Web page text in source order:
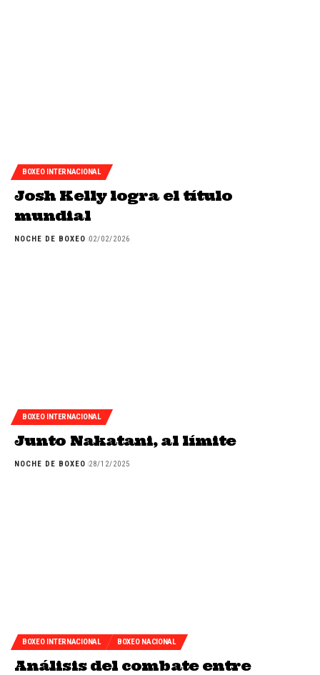
BOXEO INTERNACIONAL
Josh Kelly logra el título
mundial
NOCHE DE BOXEO 02/02/2026
BOXEO INTERNACIONAL
Junto Nakatani, al límite
NOCHE DE BOXEO 28/12/2025
BOXEO INTERNACIONAL BOXEO NACIONAL
Análisis del combate entre